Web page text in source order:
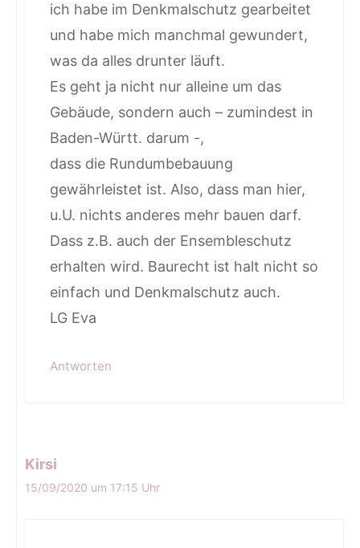
ich habe im Denkmalschutz gearbeitet
und habe mich manchmal gewundert,
was da alles drunter läuft.
Es geht ja nicht nur alleine um das
Gebäude, sondern auch – zumindest in
Baden-Württ. darum -,
dass die Rundumbebauung
gewährleistet ist. Also, dass man hier,
u.U. nichts anderes mehr bauen darf.
Dass z.B. auch der Ensembleschutz
erhalten wird. Baurecht ist halt nicht so
einfach und Denkmalschutz auch.
LG Eva
Antworten
Kirsi
15/09/2020 um 17:15 Uhr